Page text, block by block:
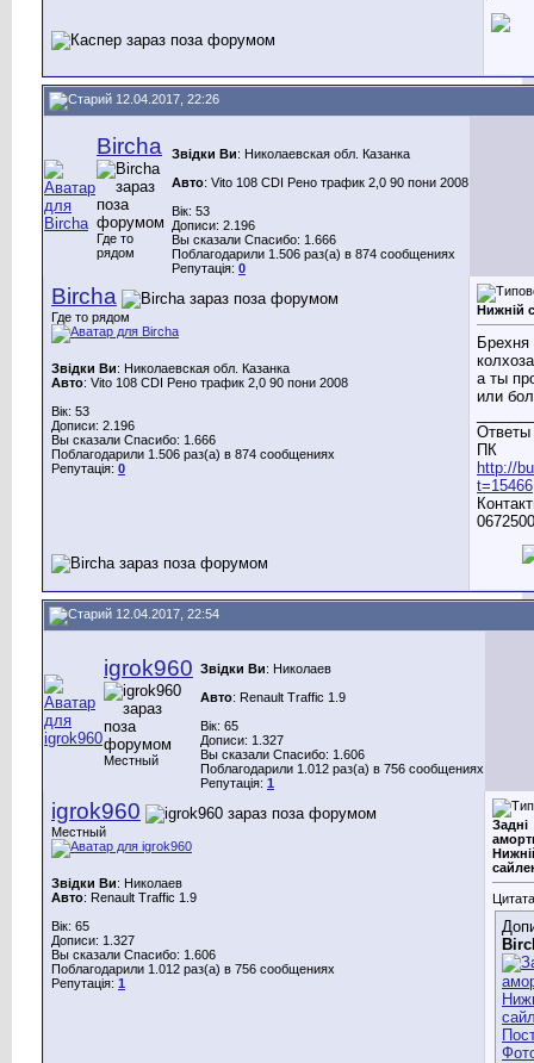
12.04.2017, 22:26
Bircha
Где то
рядом
Звідки Ви: Николаевская обл. Казанка
Авто: Vito 108 CDI Рено трафик 2,0 90 пони 2008
Вік: 53
Дописи: 2.196
Вы сказали Спасибо: 1.666
Поблагодарили 1.506 раз(а) в 874 сообщениях
Репутація: 0
Bircha
Где то рядом
Звідки Ви: Николаевская обл. Казанка
Авто: Vito 108 CDI Рено трафик 2,0 90 пони 2008
Вік: 53
Дописи: 2.196
Вы сказали Спасибо: 1.666
Поблагодарили 1.506 раз(а) в 874 сообщениях
Репутація: 0
Нижній
Брехня
а ты
или
Ответы
ПК
http://
t=15466
12.04.2017, 22:54
igrok960
Местный
Звідки Ви: Николаев
Авто: Renault Traffic 1.9
Вік: 65
Дописи: 1.327
Вы сказали Спасибо: 1.606
Поблагодарили 1.012 раз(а) в 756 сообщениях
Репутація: 1
igrok960
Местный
Звідки Ви: Николаев
Авто: Renault Traffic 1.9
Вік: 65
Дописи: 1.327
Вы сказали Спасибо: 1.606
Поблагодарили 1.012 раз(а) в 756 сообщениях
Репутація: 1
Задні